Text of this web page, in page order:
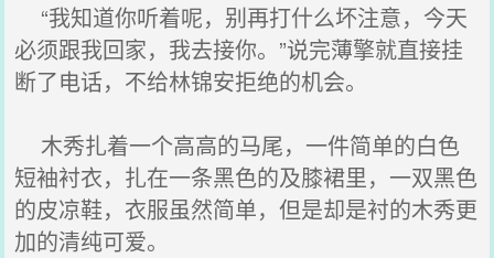
“我知道你听着呢，别再打什么坏注意，今天
必须跟我回家，我去接你。”说完薄擎就直接挂
断了电话，不给林锦安拒绝的机会。
木秀扎着一个高高的马尾，一件简单的白色
短袖衬衣，扎在一条黑色的及膝裙里，一双黑色
的皮凉鞋，衣服虽然简单，但是却是衬的木秀更
加的清纯可爱。